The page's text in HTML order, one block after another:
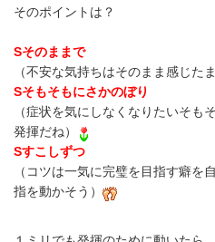
そのポイントは？
Sそのままで
（不安な気持ちはそのまま感じたま
Sそもそもにさかのぼり
（症状を気にしなくなりたいそ
発揮だね）
Sすこしずつ
（コツは一気に完璧を目指す癖
指を動かそう）